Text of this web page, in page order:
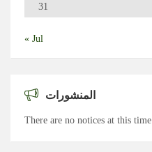
31
« Jul
المنشورات
There are no notices at this time.